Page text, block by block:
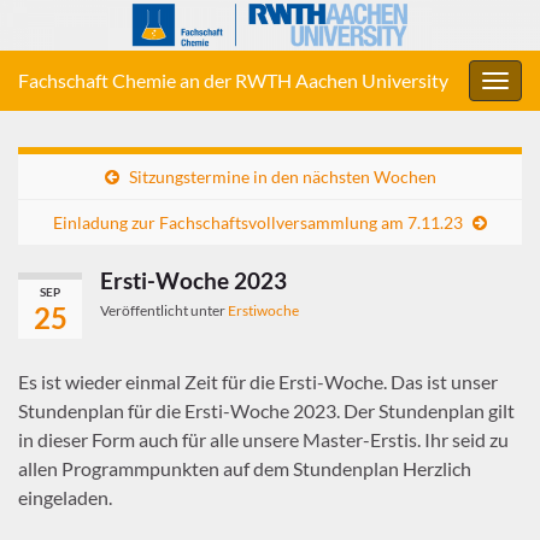
Fachschaft Chemie an der RWTH Aachen University
Sitzungstermine in den nächsten Wochen
Einladung zur Fachschaftsvollversammlung am 7.11.23
SEP
25
Ersti-Woche 2023
Veröffentlicht unter Erstiwoche
Es ist wieder einmal Zeit für die Ersti-Woche. Das ist unser
Stundenplan für die Ersti-Woche 2023. Der Stundenplan gilt
in dieser Form auch für alle unsere Master-Erstis. Ihr seid zu
allen Programmpunkten auf dem Stundenplan Herzlich
eingeladen.